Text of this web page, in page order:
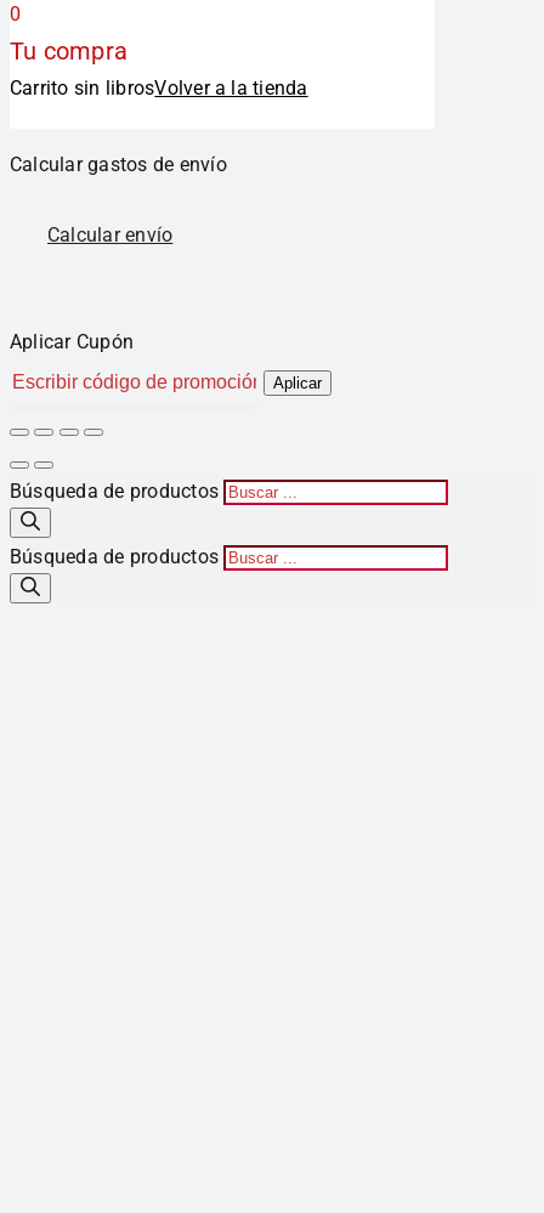
0
Tu compra
Carrito sin librosVolver a la tienda
Calcular gastos de envío
Calcular envío
Aplicar Cupón
Aplicar
Búsqueda de productos
Búsqueda de productos